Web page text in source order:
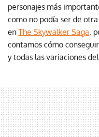
personajes más
como no podía ser de
en The Skywalker Saga,
contamos cómo
y todas las variaciones